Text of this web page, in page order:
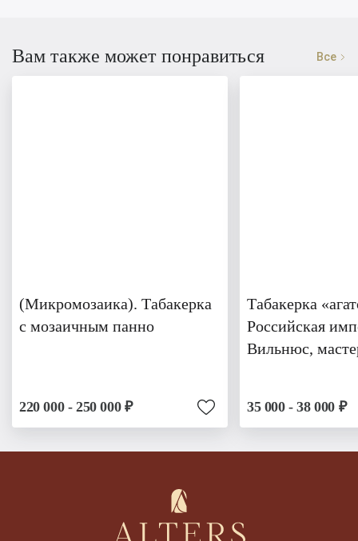
Вам также может понравиться Все
(Микромозаика). Табакерка
с мозаичным панно
220 000 - 250 000 ₽
Табакерка
Российская
Вильнюс,
35 000 - 38 000 ₽